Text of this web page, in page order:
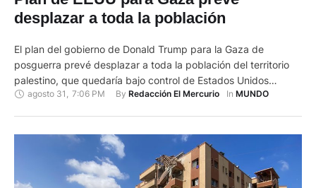
desplazar a toda la población
El plan del gobierno de Donald Trump para la Gaza de
posguerra prevé desplazar a toda la población del territorio
palestino, que quedaría bajo control de Estados Unidos
durante diez años para transformarlo en un centro turístico y
agosto 31 7:06 PM By Redacción El Mercurio In MUNDO